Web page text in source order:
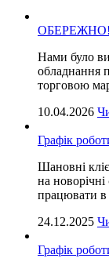
Нами було
обладнання
торговою
10.04.2026
Графік
Шановні
на
працювати
24.12.2025
Графік